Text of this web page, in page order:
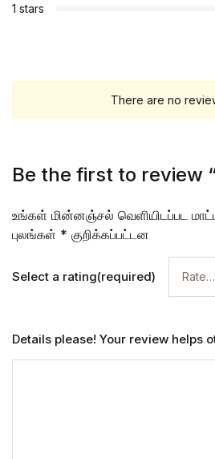
1 stars
There are no
Be the first to review
உங்கள் மின்னஞ்சல் வெளியிடப்பட
புலங்கள் * குறிக்கப்பட்டன
Select a rating(required)
Details please! Your review helps